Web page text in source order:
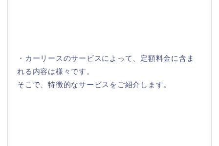
・カーリースのサービスによって、定額料金に含ま
れる内容は様々です。
そこで、特徴的なサービスをご紹介します。